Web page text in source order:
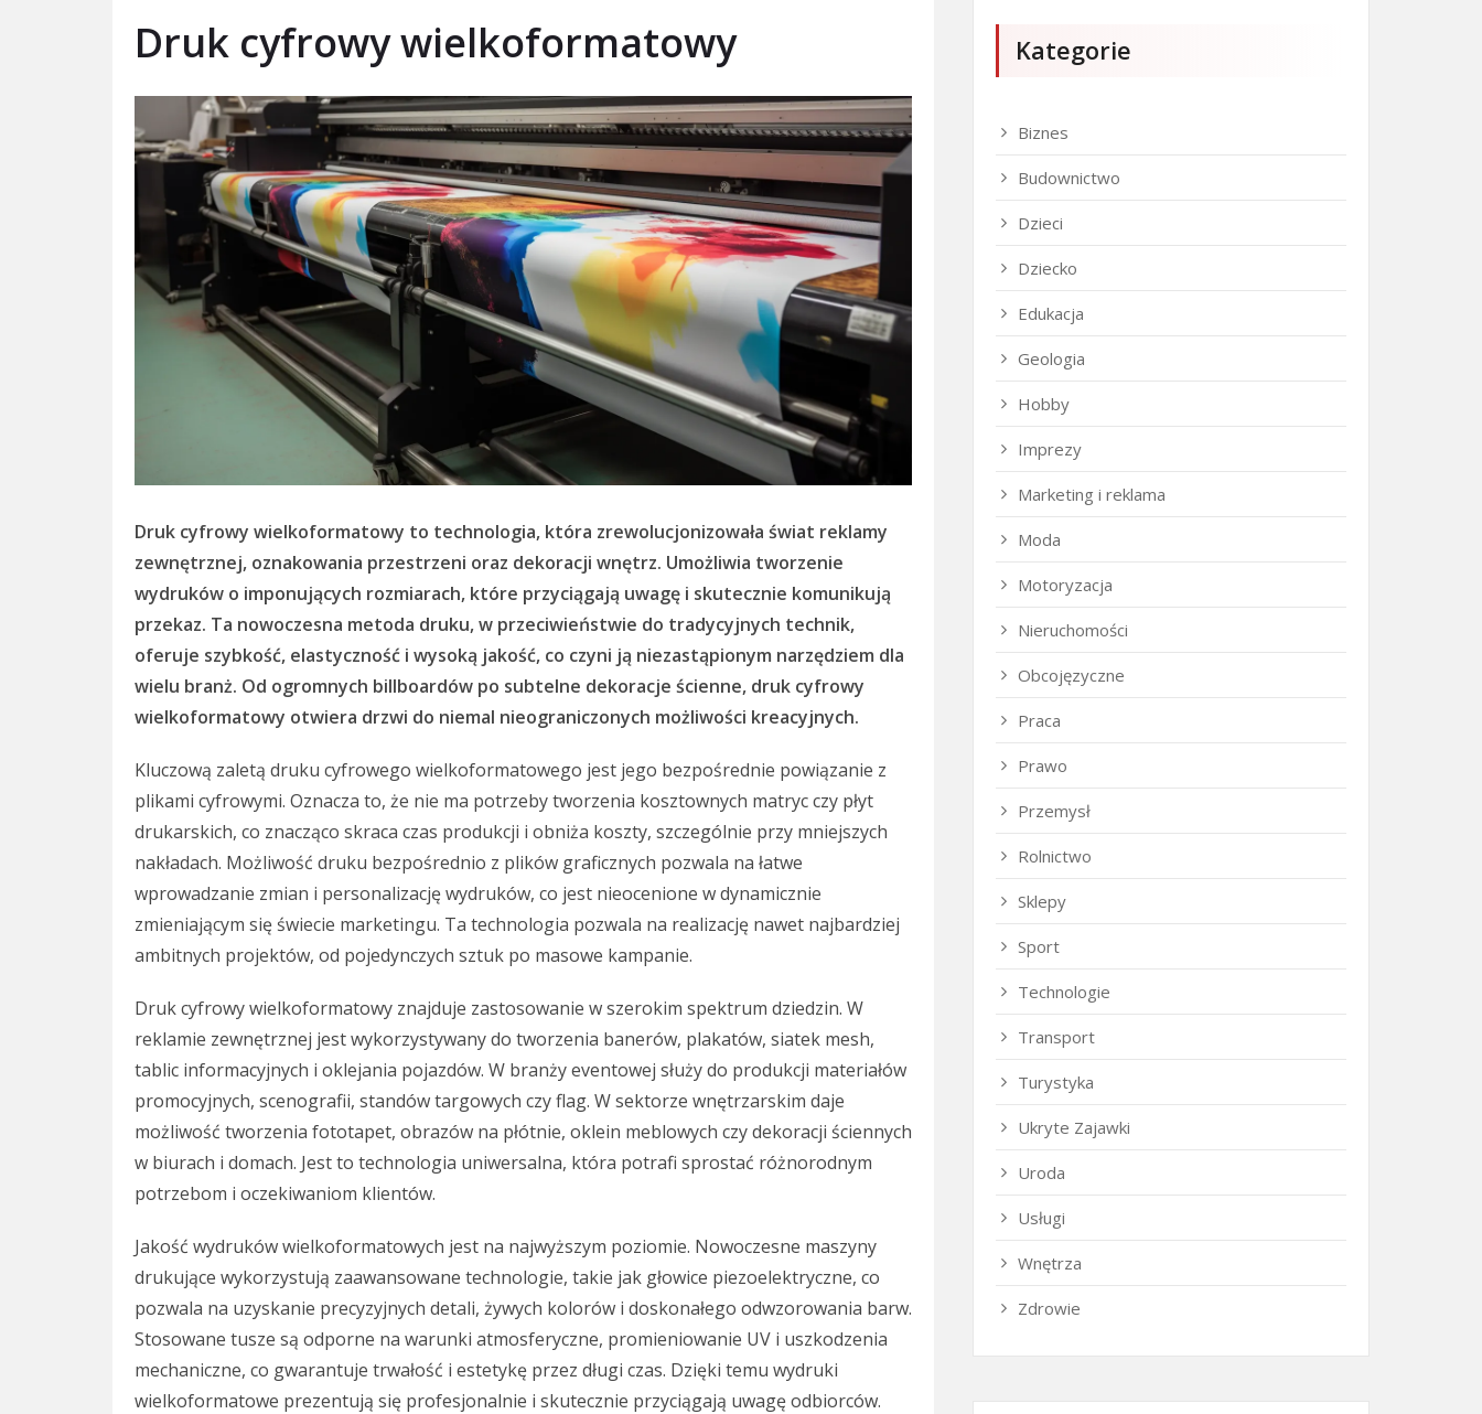
Druk cyfrowy wielkoformatowy
Druk cyfrowy wielkoformatowy to technologia, która zrewolucjonizowała świat reklamy
zewnętrznej, oznakowania przestrzeni oraz dekoracji wnętrz. Umożliwia tworzenie
wydruków o imponujących rozmiarach, które przyciągają uwagę i skutecznie komunikują
przekaz. Ta nowoczesna metoda druku, w przeciwieństwie do tradycyjnych technik,
oferuje szybkość, elastyczność i wysoką jakość, co czyni ją niezastąpionym narzędziem dla
wielu branż. Od ogromnych billboardów po subtelne dekoracje ścienne, druk cyfrowy
wielkoformatowy otwiera drzwi do niemal nieograniczonych możliwości kreacyjnych.
Kluczową zaletą druku cyfrowego wielkoformatowego jest jego bezpośrednie powiązanie z
plikami cyfrowymi. Oznacza to, że nie ma potrzeby tworzenia kosztownych matryc czy płyt
drukarskich, co znacząco skraca czas produkcji i obniża koszty, szczególnie przy mniejszych
nakładach. Możliwość druku bezpośrednio z plików graficznych pozwala na łatwe
wprowadzanie zmian i personalizację wydruków, co jest nieocenione w dynamicznie
zmieniającym się świecie marketingu. Ta technologia pozwala na realizację nawet najbardziej
ambitnych projektów, od pojedynczych sztuk po masowe kampanie.
Druk cyfrowy wielkoformatowy znajduje zastosowanie w szerokim spektrum dziedzin. W
reklamie zewnętrznej jest wykorzystywany do tworzenia banerów, plakatów, siatek mesh,
tablic informacyjnych i oklejania pojazdów. W branży eventowej służy do produkcji materiałów
promocyjnych, scenografii, standów targowych czy flag. W sektorze wnętrzarskim daje
możliwość tworzenia fototapet, obrazów na płótnie, oklein meblowych czy dekoracji ściennych
w biurach i domach. Jest to technologia uniwersalna, która potrafi sprostać różnorodnym
potrzebom i oczekiwaniom klientów.
Jakość wydruków wielkoformatowych jest na najwyższym poziomie. Nowoczesne maszyny
drukujące wykorzystują zaawansowane technologie, takie jak głowice piezoelektryczne, co
pozwala na uzyskanie precyzyjnych detali, żywych kolorów i doskonałego odwzorowania barw.
Stosowane tusze są odporne na warunki atmosferyczne, promieniowanie UV i uszkodzenia
mechaniczne, co gwarantuje trwałość i estetykę przez długi czas. Dzięki temu wydruki
wielkoformatowe prezentują się profesjonalnie i skutecznie przyciągają uwagę odbiorców.
Kategorie
Biznes
Budownictwo
Dzieci
Dziecko
Edukacja
Geologia
Hobby
Imprezy
Marketing i reklama
Moda
Motoryzacja
Nieruchomości
Obcojęzyczne
Praca
Prawo
Przemysł
Rolnictwo
Sklepy
Sport
Technologie
Transport
Turystyka
Ukryte Zajawki
Uroda
Usługi
Wnętrza
Zdrowie